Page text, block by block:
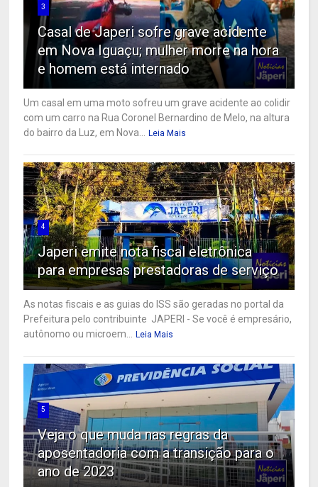
3
Casal de Japeri sofre grave acidente
em Nova Iguaçu; mulher morre na hora
e homem está internado
Um casal em uma moto sofreu um grave acidente ao colidir
com um carro na Rua Coronel Bernardino de Melo, na altura
do bairro da Luz, em Nova...
Leia Mais
4
Japeri emite nota fiscal eletrônica
para empresas prestadoras de serviço
As notas fiscais e as guias do ISS são geradas no portal da
Prefeitura pelo contribuinte JAPERI - Se você é empresário,
autônomo ou microem...
Leia Mais
5
Veja o que muda nas regras da
aposentadoria com a transição para o
ano de 2023